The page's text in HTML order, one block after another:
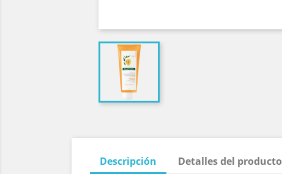
Descripción Detalles del producto